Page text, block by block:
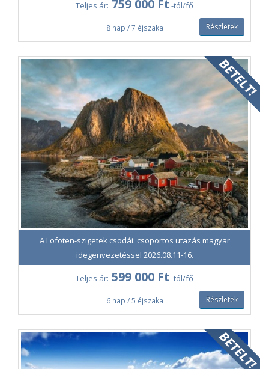
0-68 éves kor között választható.
Teljes ár: 759 000 Ft -tól/fő
8 nap / 7 éjszaka Részletek
A Lofoten-szigetek csodái: csoportos utazás magyar
idegenvezetéssel 2026.08.11-16.
Teljes ár: 599 000 Ft -tól/fő
6 nap / 5 éjszaka Részletek